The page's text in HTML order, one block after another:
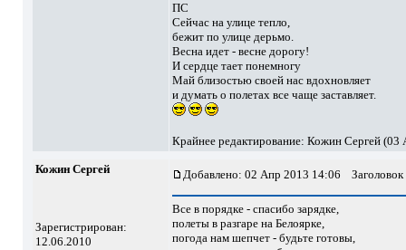
ПС
Сейчас на улице тепло,
бежит по улице дерьмо.
Весна идет - весне дорогу!
И сердце тает понемногу
Май близостью своей нас вдохновляет
и думать о полетах все чаще заставляет.
Крайнее редактирование: Кожин Сергей (03
Кожин Сергей
Зарегистрирован:
12.06.2010
Добавлено: 02 Апр 2013 14:06
Все в порядке - спасибо зарядке,
полеты в разгаре на Белоярке,
погода нам шепчет - будьте готовы,